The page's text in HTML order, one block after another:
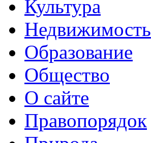
Культура
Недвижимость
Образование
Общество
О сайте
Правопорядок